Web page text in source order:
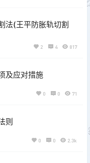
法(王平防胀轨切割
2 4 817
及应对措施
0 0 71
则
0 0 2.3k